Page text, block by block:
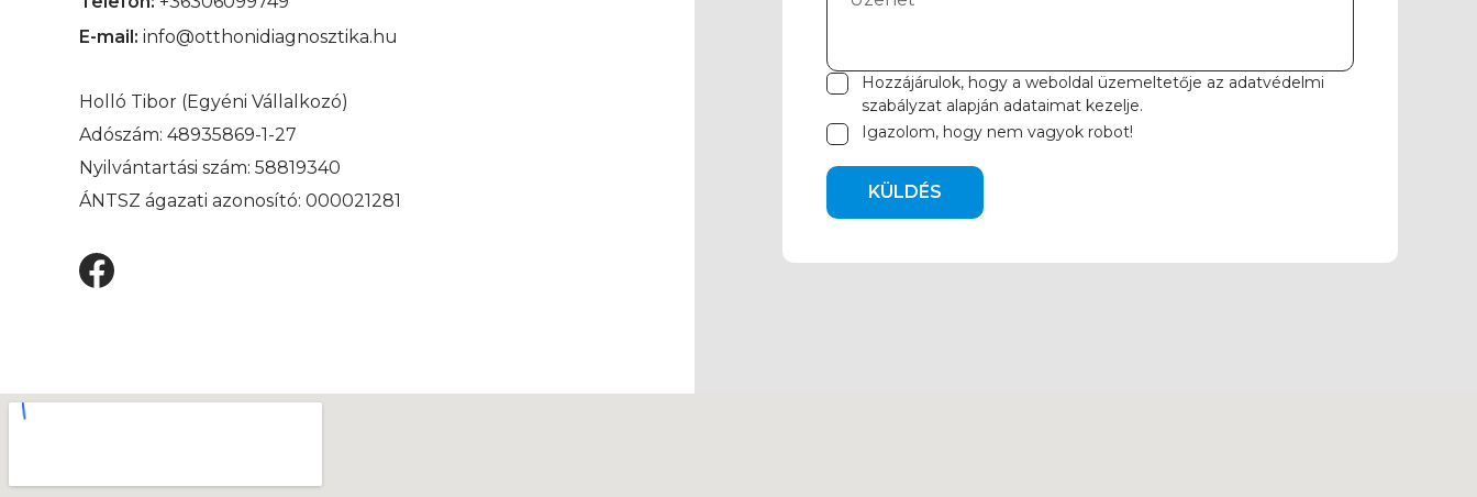
E-mail: info@otthonidiagnosztika.hu
Holló Tibor (Egyéni Vállalkozó)
Adószám: 48935869-1-27
Nyilvántartási szám: 58819340
ÁNTSZ ágazati azonosító: 000021281
Hozzájárulok, hogy a weboldal üzemeltetője az adatvédelmi
szabályzat alapján adataimat kezelje.
Igazolom, hogy nem vagyok robot!
KÜLDÉS